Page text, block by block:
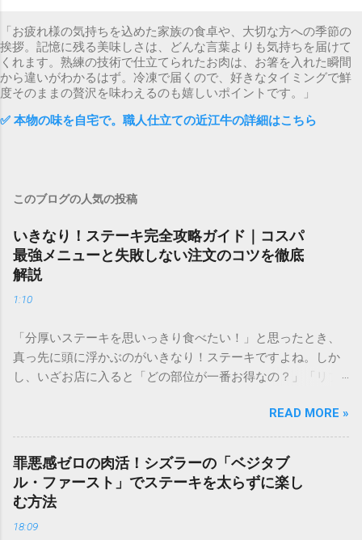
「お疲れ様の気持ちを込めた家族の食卓や、大切な方への季節の
挨拶。記憶に残る美味しさは、どんな言葉よりも気持ちを届けて
くれます。熟練の技術で仕立てられたお肉は、お箸を入れた瞬間
から違いがわかるはず。冷凍で届くので、好きなタイミングで鮮
度そのままの贅沢を味わえるのも嬉しいポイントです。」
✅ 本物の味を自宅で。職人仕立ての近江牛の詳細はこちら
このブログの人気の投稿
いきなり！ステーキ完全攻略ガイド｜コスパ
最強メニューと失敗しない注文のコツを徹底
解説
1:10
「分厚いステーキを思いっきり食べたい！」と思ったとき、
真っ先に頭に浮かぶのがいきなり！ステーキですよね。しか
し、いざお店に入ると「どの部位が一番お得なの？」「リブ
ナーで何が違うの？」と迷ってしまう方も多いのではないで
しょうか。 せっかく足を運ぶなら、自分好みの最高の一皿を
選びたいもの。この記事では、通い詰めたファンだからこそ
わかるメニュー選びの極意や、満足度を高める裏技、さらに
はダイエット中におすすめの食べ方まで、公式サイトだけで
は分からない踏み込んだ情報を詳しくご紹介します。 1. いき
なり！ステーキの魅力とは？選ばれる3つの理由 多くのステ
READ MORE »
罪悪感ゼロの肉活！シズラーの「ベジタブ
ル・ファースト」でステーキを太らずに楽し
む方法
18:09